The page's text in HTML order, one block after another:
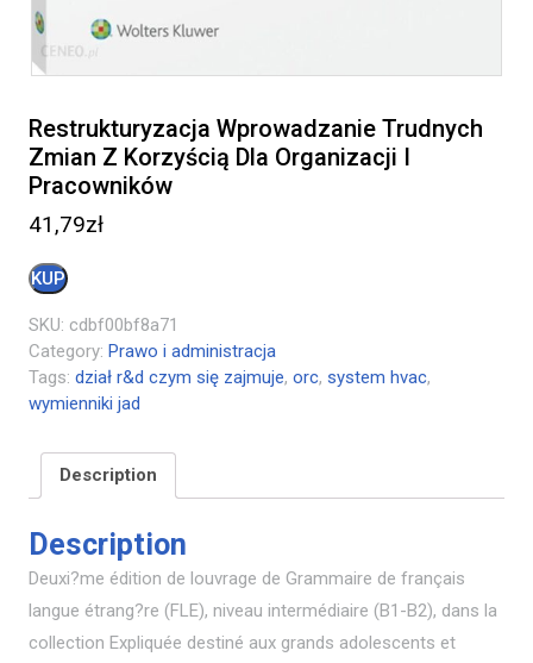
Restrukturyzacja Wprowadzanie Trudnych
Zmian Z Korzyścią Dla Organizacji I
Pracowników
41,79zł
KUP
SKU: cdbf00bf8a71
Category: Prawo i administracja
Tags: dział r&d czym się zajmuje, orc, system hvac,
wymienniki jad
Description
Description
Deuxi?me édition de louvrage de Grammaire de français
langue étrang?re (FLE), niveau intermédiaire (B1-B2), dans la
collection Expliquée destiné aux grands adolescents et